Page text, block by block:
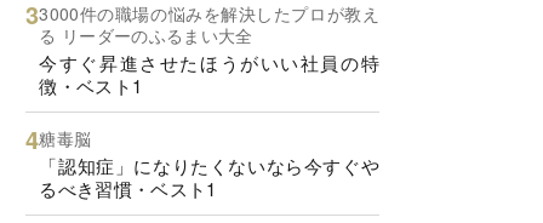
3000件の職場の悩みを解決したプロが教え
る リーダーのふるまい大全
今すぐ昇進させたほうがいい社員の特
徴・ベスト1
糖毒脳
「認知症」になりたくないなら今すぐや
るべき習慣・ベスト1